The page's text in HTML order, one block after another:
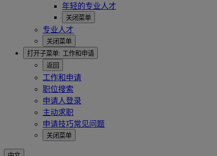
年轻的专业人才
关闭菜单
专业人才
关闭菜单
打开子菜单: 工作和申请
返回
工作和申请
职位搜索
申请人登录
主动求职
申请技巧常见问题
关闭菜单